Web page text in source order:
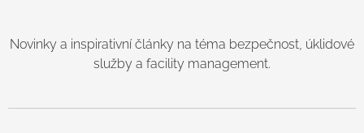
Novinky a inspirativní články na téma bezpečnost, úklidové
služby a facility management.